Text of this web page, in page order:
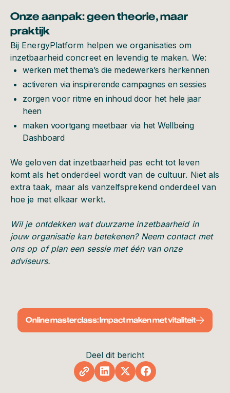
Onze aanpak: geen theorie, maar
praktijk
Bij EnergyPlatform helpen we organisaties om
inzetbaarheid concreet en levendig te maken. We:
werken met thema’s die medewerkers herkennen
activeren via inspirerende campagnes en sessies
zorgen voor ritme en inhoud door het hele jaar
heen
maken voortgang meetbaar via het Wellbeing
Dashboard
We geloven dat inzetbaarheid pas echt tot leven
komt als het onderdeel wordt van de cultuur. Niet als
extra taak, maar als vanzelfsprekend onderdeel van
hoe je met elkaar werkt.
Wil je ontdekken wat duurzame inzetbaarheid in
jouw organisatie kan betekenen? Neem contact met
ons op of plan een sessie met één van onze
adviseurs.
Online masterclass: Impact maken met vitaliteit
Deel dit bericht